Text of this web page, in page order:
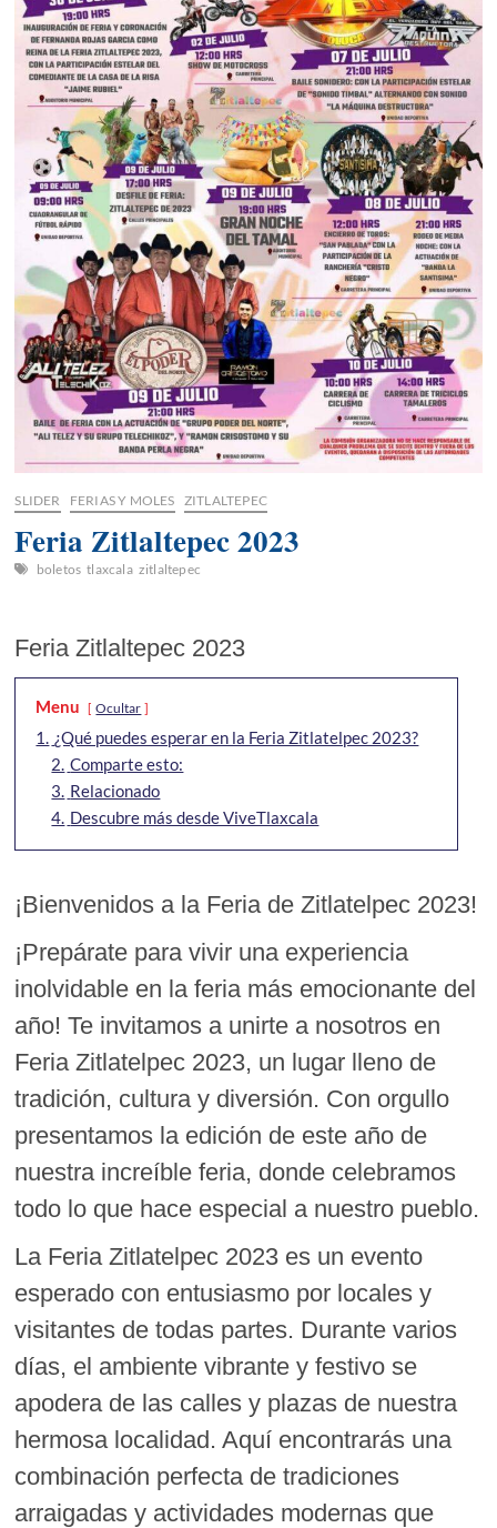
SLIDER FERIAS Y MOLES ZITLALTEPEC
Feria Zitlaltepec 2023
boletos tlaxcala zitlaltepec
Feria Zitlaltepec 2023
Menu Ocultar
1. ¿Qué puedes esperar en la Feria Zitlatelpec 2023?
2. Comparte esto:
3. Relacionado
4. Descubre más desde ViveTlaxcala
¡Bienvenidos a la Feria de Zitlatelpec 2023!
¡Prepárate para vivir una experiencia
inolvidable en la feria más emocionante del
año! Te invitamos a unirte a nosotros en
Feria Zitlatelpec 2023, un lugar lleno de
tradición, cultura y diversión. Con orgullo
presentamos la edición de este año de
nuestra increíble feria, donde celebramos
todo lo que hace especial a nuestro pueblo.
La Feria Zitlatelpec 2023 es un evento
esperado con entusiasmo por locales y
visitantes de todas partes. Durante varios
días, el ambiente vibrante y festivo se
apodera de las calles y plazas de nuestra
hermosa localidad. Aquí encontrarás una
combinación perfecta de tradiciones
arraigadas y actividades modernas que